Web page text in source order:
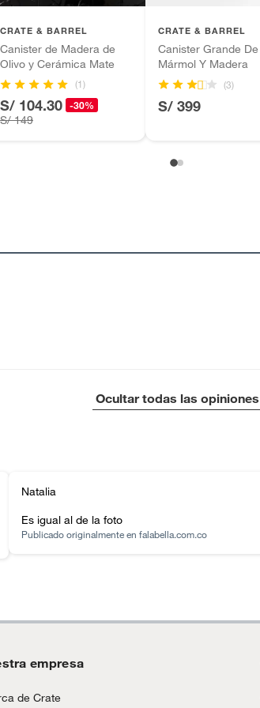
suplementos alimenticios, vitaminas.
CRATE & BARREL
Canister de Madera de
Olivo y Cerámica Mate
(1)
S/ 104.30 -30%
S/ 149
CRATE & BARREL
Canister Grande De
Mármol Y Madera
(3)
S/ 399
Ocultar todas las opiniones
Natalia
Es igual al de la foto
Publicado originalmente en falabella.com.co
empresa
de Crate